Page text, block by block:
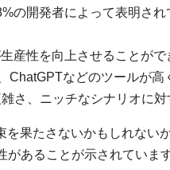
の開発者によって表明さ
産性を向上させることがで
ChatGPTなどのツールが
さ、ニッチなシナリオに対
を果たさないかもしれない
あることが示されています